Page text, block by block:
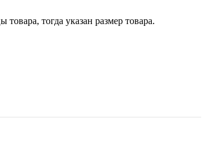
тогда указан размер товара.